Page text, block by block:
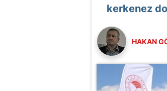
kerkenez
HAKAN